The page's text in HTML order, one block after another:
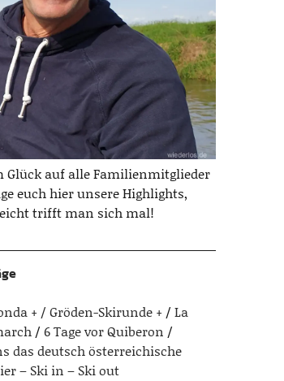
Glück auf alle Familienmitglieder
euch hier unsere Highlights,
trifft man sich mal!
+ / Gröden-Skirunde +
La
6 Tage vor Quiberon
das deutsch österreichische
– Ski in – Ski out